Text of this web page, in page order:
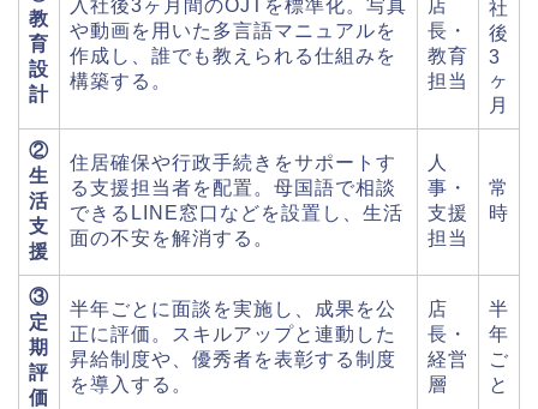
教
育
設
計
入社後3ヶ月間のOJTを標準化。写真
や動画を用いた多言語マニュアルを
作成し、誰でも教えられる仕組みを
構築する。
店
長・
教育
担当
社
後
3
ヶ
月
②
生
活
支
援
住居確保や行政手続きをサポートす
る支援担当者を配置。母国語で相談
できるLINE窓口などを設置し、生活
面の不安を解消する。
人
事・
支援
担当
常
時
③
定
期
評
価
半年ごとに面談を実施し、成果を公
正に評価。スキルアップと連動した
昇給制度や、優秀者を表彰する制度
を導入する。
店
長・
経営
層
半
年
ご
と